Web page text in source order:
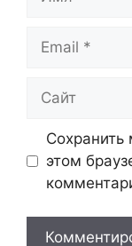
Сохранить
этом